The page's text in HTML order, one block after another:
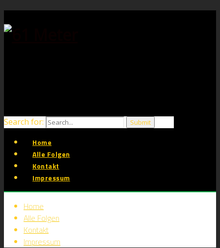
Search for:
Home
Alle Folgen
Kontakt
Impressum
Home
Alle Folgen
Kontakt
Impressum